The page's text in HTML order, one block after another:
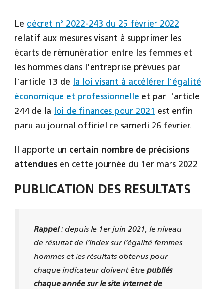
Le décret n° 2022-243 du 25 février 2022
relatif aux mesures visant à supprimer les
écarts de rémunération entre les femmes et
les hommes dans l'entreprise prévues par
l'article 13 de la loi visant à accélérer l'égalité
économique et professionnelle et par l'article
244 de la loi de finances pour 2021 est enfin
paru au journal officiel ce samedi 26 février.
Il apporte un certain nombre de précisions
attendues en cette journée du 1er mars 2022 :
PUBLICATION DES RESULTATS
Rappel :depuis le 1er juin 2021, le niveau
de résultat de l’index sur l’égalité femmes
hommes et les résultats obtenus pour
chaque indicateur doivent être publiés
chaque année sur le site internet de